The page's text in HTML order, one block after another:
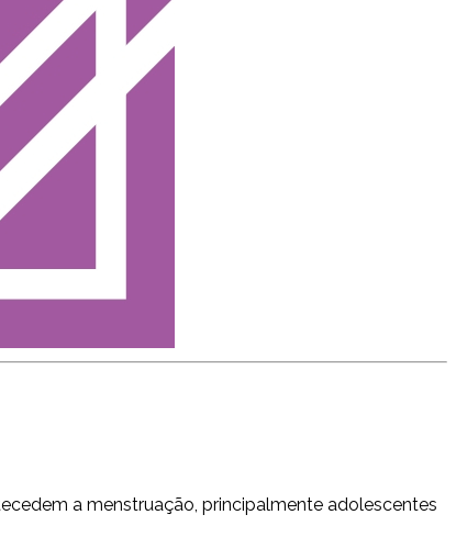
a menstruação, principalmente adolescentes